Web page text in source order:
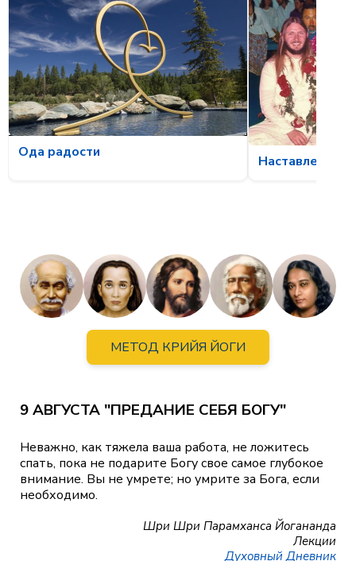
Ода радости
Наставления
МЕТОД КРИЙЯ ЙОГИ
9 АВГУСТА "ПРЕДАНИЕ СЕБЯ БОГУ"
Неважно, как тяжела ваша работа, не ложитесь
спать, пока не подарите Богу свое самое глубокое
внимание. Вы не умрете; но умрите за Бога, если
необходимо.
Шри Шри Парамханса Йогананда
Лекции
Духовный Дневник